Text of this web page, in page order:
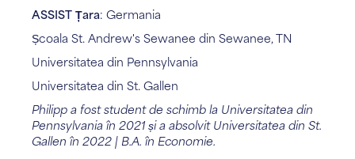
ASSIST Țara: Germania
Școala St. Andrew's Sewanee din Sewanee, TN
Universitatea din Pennsylvania
Universitatea din St. Gallen
Philipp a fost student de schimb la Universitatea din
Pennsylvania în 2021 și a absolvit Universitatea din St.
Gallen în 2022 | B.A. în Economie.